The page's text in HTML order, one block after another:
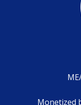
Monetized